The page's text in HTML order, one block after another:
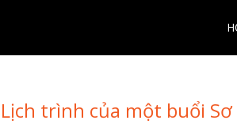
Lịch trình của một buổi